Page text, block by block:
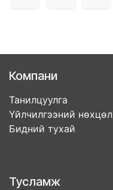
Компани
Танилцуулга
Үйлчилгээний нөхцөл
Бидний тухай
Тусламж